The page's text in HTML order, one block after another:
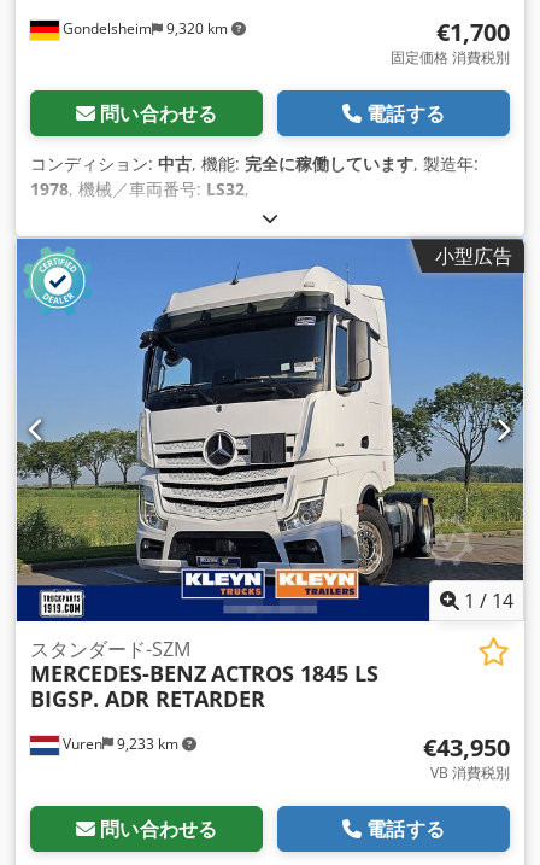
Gondelsheim 9,320 km €1,700
固定価格 消費税別
問い合わせる 電話する
コンディション: 中古, 機能: 完全に稼働しています, 製造年:
1978, 機械／車両番号: LS32,
小型広告
1 / 14
Vuren 9,233 km
スタンダード-SZM
MERCEDES-BENZACTROS 1845 LS
BIGSP. ADR RETARDER
€43,950
VB 消費税別
問い合わせる 電話する